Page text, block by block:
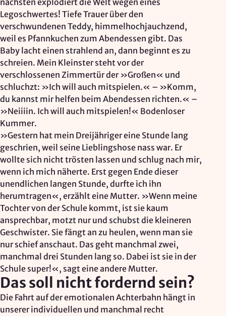
nächsten explodiert die Welt wegen eines
Legoschwertes! Tiefe Trauer über den
verschwundenen Teddy, himmelhochjauchzend,
weil es Pfannkuchen zum Abendessen gibt. Das
Baby lacht einen strahlend an, dann beginnt es zu
schreien. Mein Kleinster steht vor der
verschlossenen Zimmertür der »Großen« und
schluchzt: »Ich will auch mitspielen.« – »Komm,
du kannst mir helfen beim Abendessen richten.« –
»Neiiiin. Ich will auch mitspielen!« Bodenloser
Kummer.
»Gestern hat mein Dreijähriger eine Stunde lang
geschrien, weil seine Lieblingshose nass war. Er
wollte sich nicht trösten lassen und schlug nach mir,
wenn ich mich näherte. Erst gegen Ende dieser
unendlichen langen Stunde, durfte ich ihn
herumtragen«, erzählt eine Mutter. »Wenn meine
Tochter von der Schule kommt, ist sie kaum
ansprechbar, motzt nur und schubst die kleineren
Geschwister. Sie fängt an zu heulen, wenn man sie
nur schief anschaut. Das geht manchmal zwei,
manchmal drei Stunden lang so. Dabei ist sie in der
Schule super!«, sagt eine andere Mutter.
Das soll nicht fordernd sein?
Die Fahrt auf der emotionalen Achterbahn hängt in
unserer individuellen und manchmal recht